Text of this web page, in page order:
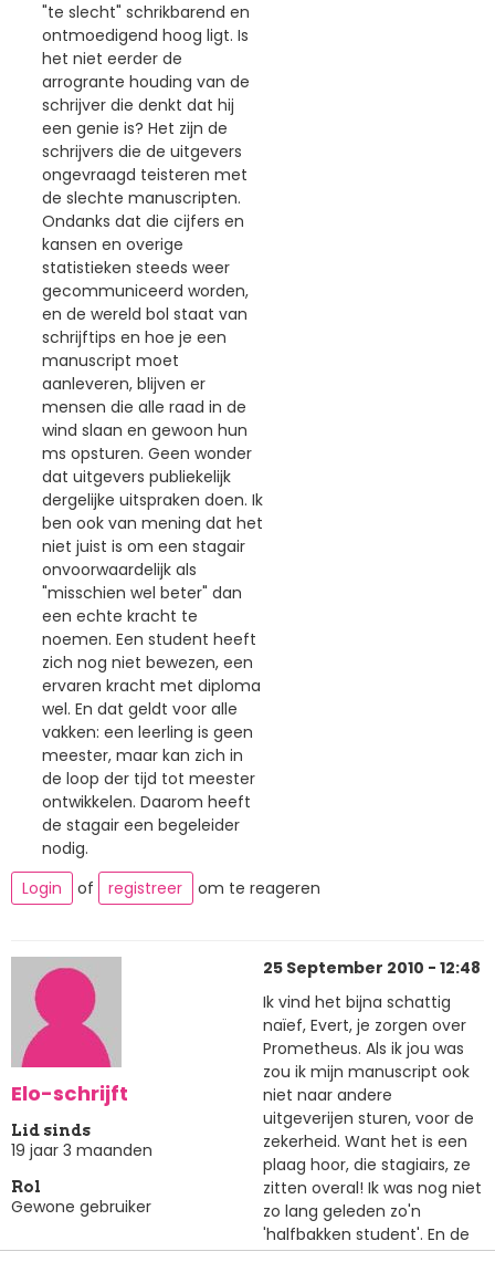
"te slecht" schrikbarend en
ontmoedigend hoog ligt. Is
het niet eerder de
arrogrante houding van de
schrijver die denkt dat hij
een genie is? Het zijn de
schrijvers die de uitgevers
ongevraagd teisteren met
de slechte manuscripten.
Ondanks dat die cijfers en
kansen en overige
statistieken steeds weer
gecommuniceerd worden,
en de wereld bol staat van
schrijftips en hoe je een
manuscript moet
aanleveren, blijven er
mensen die alle raad in de
wind slaan en gewoon hun
ms opsturen. Geen wonder
dat uitgevers publiekelijk
dergelijke uitspraken doen. Ik
ben ook van mening dat het
niet juist is om een stagair
onvoorwaardelijk als
"misschien wel beter" dan
een echte kracht te
noemen. Een student heeft
zich nog niet bewezen, een
ervaren kracht met diploma
wel. En dat geldt voor alle
vakken: een leerling is geen
meester, maar kan zich in
de loop der tijd tot meester
ontwikkelen. Daarom heeft
de stagair een begeleider
nodig.
Login
of registreer om te reageren
Elo-schrijft
Lid sinds
19 jaar 3 maanden
Rol
Gewone gebruiker
25 September 2010 - 12:48
Ik vind het bijna schattig
naïef, Evert, je zorgen over
Prometheus. Als ik jou was
zou ik mijn manuscript ook
niet naar andere
uitgeverijen sturen, voor de
zekerheid. Want het is een
plaag hoor, die stagiairs, ze
zitten overal! Ik was nog niet
zo lang geleden zo'n
'halfbakken student'. En de